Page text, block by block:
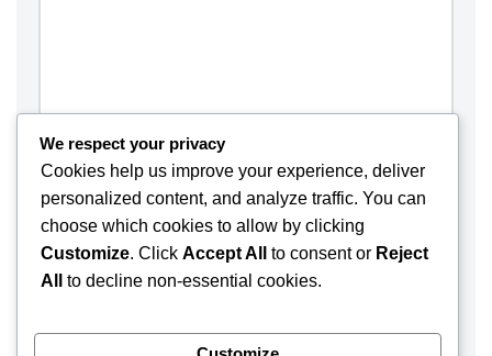
Save my name, email, and website in this browser for the
next time I comment.
We respect your privacy
Cookies help us improve your experience, deliver
personalized content, and analyze traffic. You can
choose which cookies to allow by clicking
Customize. Click Accept All to consent or Reject
All
to decline non-essential cookies.